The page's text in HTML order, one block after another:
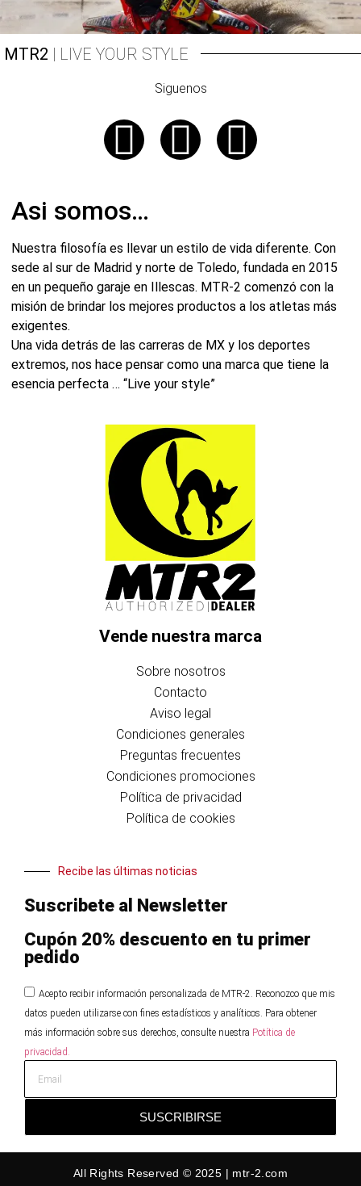
MTR2 | LIVE YOUR STYLE
Siguenos
Asi somos…
Nuestra filosofía es llevar un estilo de vida diferente. Con
sede al sur de Madrid y norte de Toledo, fundada en 2015
en un pequeño garaje en Illescas. MTR-2 comenzó con la
misión de brindar los mejores productos a los atletas más
exigentes.
Una vida detrás de las carreras de MX y los deportes
extremos, nos hace pensar como una marca que tiene la
esencia perfecta … “Live your style”
Vende nuestra marca
Sobre nosotros
Contacto
Aviso legal
Condiciones generales
Preguntas frecuentes
Condiciones promociones
Política de privacidad
Política de cookies
Recibe las últimas noticias
Suscribete al Newsletter
Cupón 20% descuento en tu primer
pedido
Acepto recibir información personalizada de MTR-2. Reconozco que mis
datos pueden utilizarse con fines estadísticos y analíticos. Para obtener
más información sobre sus derechos, consulte nuestra Potítica de
privacidad.
SUSCRIBIRSE
All Rights Reserved © 2025 | mtr-2.com